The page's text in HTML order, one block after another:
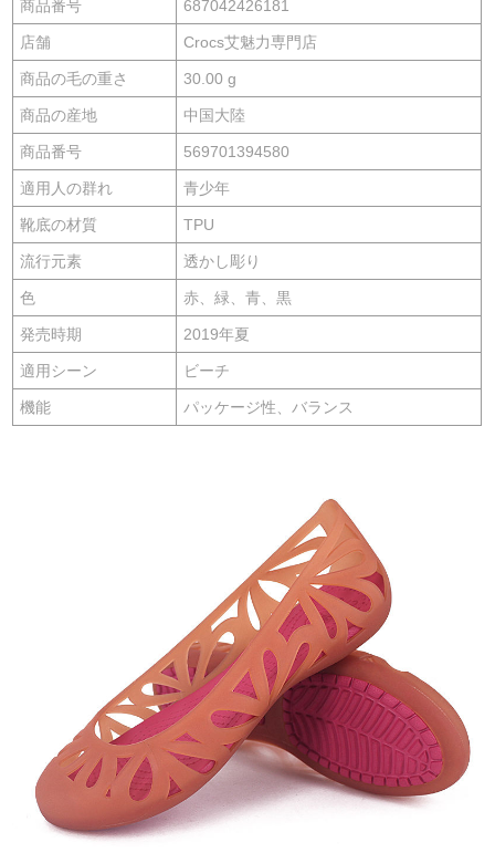
商品番号 687042426181
店舗 Crocs艾魅力専門店
商品の毛の重さ 30.00 g
商品の産地 中国大陸
商品番号 569701394580
適用人の群れ 青少年
靴底の材質 TPU
流行元素 透かし彫り
色 赤、緑、青、黒
発売時期 2019年夏
適用シーン ビーチ
機能 パッケージ性、バランス